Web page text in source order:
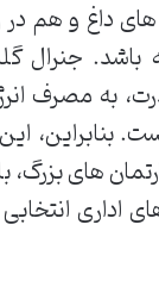
های داغ و هم
باشد. جنرال
به مصرف
بنابراین،
های
اداری